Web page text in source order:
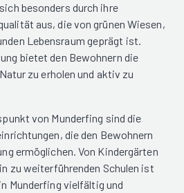
besonders durch ihre
aus, die von grünen Wiesen,
Lebensraum geprägt ist.
bietet den Bewohnern die
zu erholen und aktiv zu
von Munderfing sind die
die den Bewohnern
ermöglichen. Von Kindergärten
zu weiterführenden Schulen ist
Munderfing vielfältig und